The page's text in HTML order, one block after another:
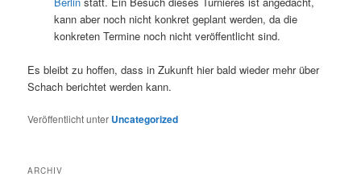
kann aber noch nicht konkret geplant werden, da die
konkreten Termine noch nicht veröffentlicht sind.
Es bleibt zu hoffen, dass in Zukunft hier bald wieder mehr über
Schach berichtet werden kann.
Veröffentlicht unter Uncategorized
ARCHIV